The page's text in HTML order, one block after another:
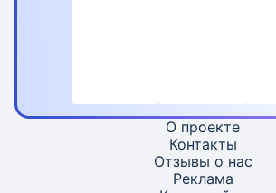
О проекте
Контакты
Отзывы о нас
Реклама